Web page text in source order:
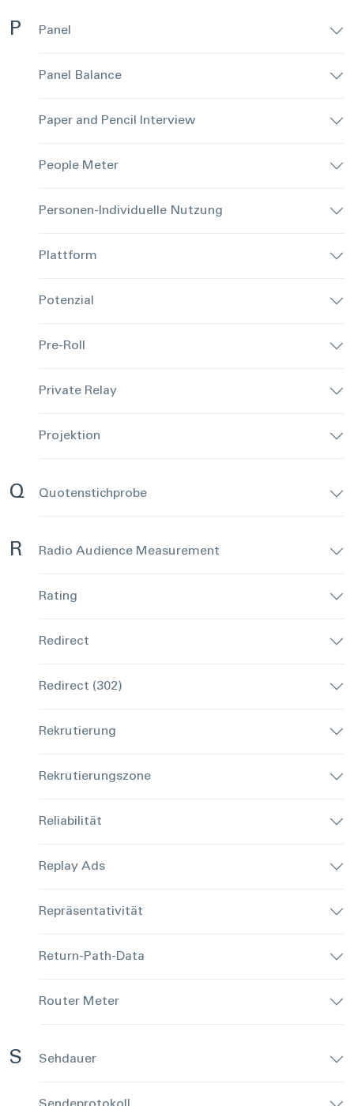
P Panel
Panel Balance
Paper and Pencil Interview
People Meter
Personen-Individuelle Nutzung
Plattform
Potenzial
Pre-Roll
Private Relay
Projektion
Q Quotenstichprobe
R Radio Audience Measurement
Rating
Redirect
Redirect (302)
Rekrutierung
Rekrutierungszone
Reliabilität
Replay Ads
Repräsentativität
Return-Path-Data
Router Meter
S Sehdauer